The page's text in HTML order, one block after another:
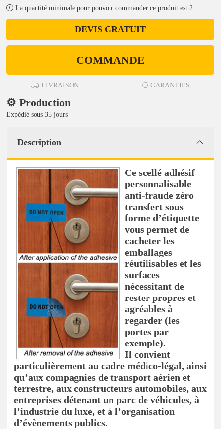
La quantité minimale pour pouvoir commander ce produit est 2.
DEVIS GRATUIT
COMMANDE
LIVRAISON GARANTIES
⚙️ Production
Expédié sous 35 jours
Description
Ce scellé adhésif
personnalisable
anti-fraude zéro
transfert sous
forme d’étiquette
vous permet de
cacheter les
emballages
réutilisables et les
surfaces
nécessitant de
rester propres et
agréables à
regarder (les
portes par
exemple).
Il convient
particulièrement au cadre médico-légal, ainsi
qu’aux compagnies de transport aérien et
terrestre, aux constructeurs automobiles, aux
entreprises détenant un parc de véhicules, à
l’industrie du luxe, et à l’organisation
d’évènements publics.